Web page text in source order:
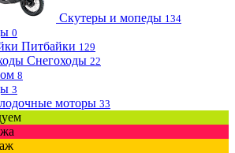
Скутеры и мопеды 134
0
Питбайки 129
Снегоходы 22
8
3
моторы 33